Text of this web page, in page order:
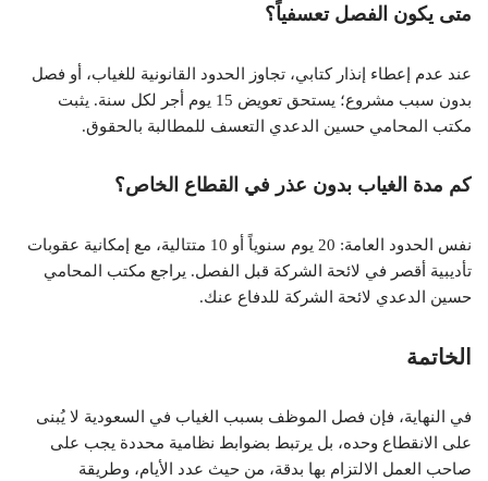
متى يكون الفصل تعسفياً؟
عند عدم إعطاء إنذار كتابي، تجاوز الحدود القانونية للغياب، أو فصل
بدون سبب مشروع؛ يستحق تعويض 15 يوم أجر لكل سنة. يثبت
مكتب المحامي حسين الدعدي التعسف للمطالبة بالحقوق.​
كم مدة الغياب بدون عذر في القطاع الخاص؟
نفس الحدود العامة: 20 يوم سنوياً أو 10 متتالية، مع إمكانية عقوبات
تأديبية أقصر في لائحة الشركة قبل الفصل. يراجع مكتب المحامي
حسين الدعدي لائحة الشركة للدفاع عنك.
الخاتمة
في النهاية، فإن فصل الموظف بسبب الغياب في السعودية لا يُبنى
على الانقطاع وحده، بل يرتبط بضوابط نظامية محددة يجب على
صاحب العمل الالتزام بها بدقة، من حيث عدد الأيام، وطريقة